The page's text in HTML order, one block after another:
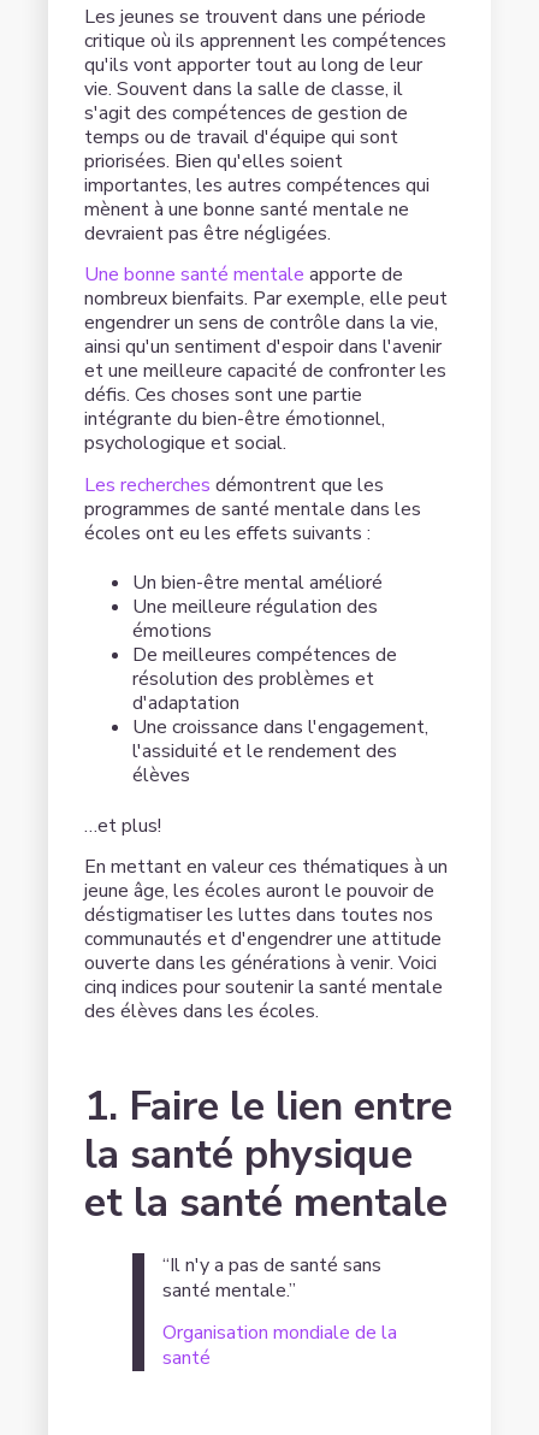
Les jeunes se trouvent dans une période
critique où ils apprennent les compétences
qu'ils vont apporter tout au long de leur
vie. Souvent dans la salle de classe, il
s'agit des compétences de gestion de
temps ou de travail d'équipe qui sont
priorisées. Bien qu'elles soient
importantes, les autres compétences qui
mènent à une bonne santé mentale ne
devraient pas être négligées.
Une bonne santé mentale apporte de
nombreux bienfaits. Par exemple, elle peut
engendrer un sens de contrôle dans la vie,
ainsi qu'un sentiment d'espoir dans l'avenir
et une meilleure capacité de confronter les
défis. Ces choses sont une partie
intégrante du bien-être émotionnel,
psychologique et social.
Les recherches démontrent que les
programmes de santé mentale dans les
écoles ont eu les effets suivants :
Un bien-être mental amélioré
Une meilleure régulation des
émotions
De meilleures compétences de
résolution des problèmes et
d'adaptation
Une croissance dans l'engagement,
l'assiduité et le rendement des
élèves
…et plus!
En mettant en valeur ces thématiques à un
jeune âge, les écoles auront le pouvoir de
déstigmatiser les luttes dans toutes nos
communautés et d'engendrer une attitude
ouverte dans les générations à venir. Voici
cinq indices pour soutenir la santé mentale
des élèves dans les écoles.
1. Faire le lien entre
la santé physique
et la santé mentale
“Il n'y a pas de santé sans
santé mentale.”
Organisation mondiale de la
santé